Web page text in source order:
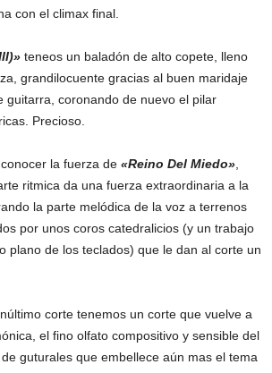
con el climax final.
teneos un baladón de alto copete, lleno
grandilocuente gracias al buen maridaje
guitarra, coronando de nuevo el pilar
Precioso.
la fuerza de «Reino Del Miedo»
ritmica da una fuerza extraordinaria a la
la parte melódica de la voz a terrenos
por unos coros catedralicios (y un trabajo
plano de los teclados) que le dan al corte un
corte tenemos un corte que vuelve a
el fino olfato compositivo y sensible del
guturales que embellece aún mas el tema